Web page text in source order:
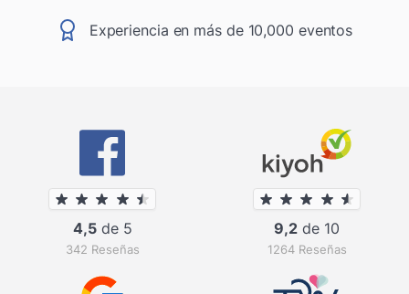
Experiencia en más de 10,000 eventos
4,5de 5
342 Reseñas
9,2 de 10
1264 Reseñas